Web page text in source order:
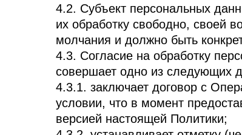
4.2. Субъект персональных
их обработку свободно, своей
молчания и должно быть
4.3. Согласие на обработку
совершает одно из следующих
4.3.1. заключает договор с
условии, что в момент
версией настоящей Политики;